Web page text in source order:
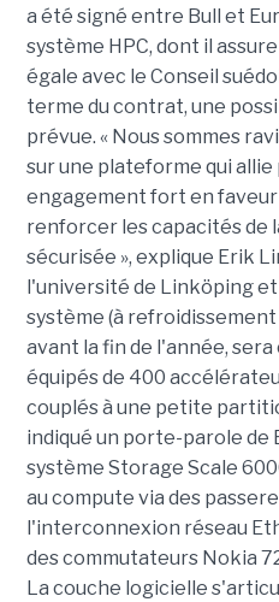
a été signé entre Bull et
système HPC, dont il
égale avec le Conseil
terme du contrat, une
prévue. « Nous sommes
sur une plateforme qui
engagement fort en faveur
renforcer les capacités de
sécurisée », explique Erik
l'université de Linköping
système (à refroidissement
avant la fin de l'année,
équipés de 400
couplés à une petite
indiqué un porte-parole de
système Storage Scale
au compute via des
l'interconnexion réseau
des commutateurs Nokia
La couche logicielle